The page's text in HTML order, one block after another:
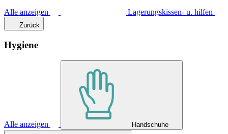
Alle anzeigen Lagerungskissen- u. hilfen
Zurück
Hygiene
Alle anzeigen Handschuhe